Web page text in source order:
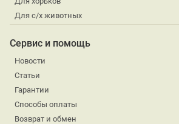
Для с/х животных
Сервис и помощь
Новости
Статьи
Гарантии
Способы оплаты
Возврат и обмен